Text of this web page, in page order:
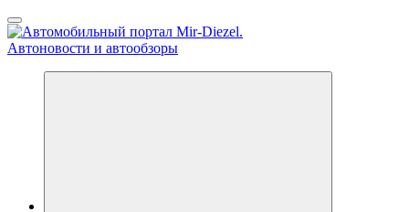
Перейти
к
содержанию
Справочник автомобилиста. Обзор новинок популярных